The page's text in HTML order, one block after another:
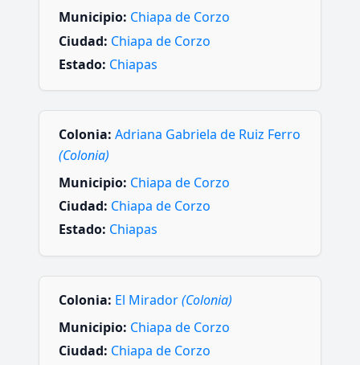
Municipio: Chiapa de Corzo
Ciudad: Chiapa de Corzo
Estado: Chiapas
Colonia: Adriana Gabriela de Ruiz Ferro
(Colonia)
Municipio: Chiapa de Corzo
Ciudad: Chiapa de Corzo
Estado: Chiapas
Colonia: El Mirador(Colonia)
Municipio: Chiapa de Corzo
Ciudad: Chiapa de Corzo